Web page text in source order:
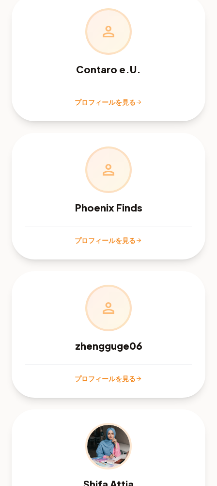
person
Contaro e.U.
プロフィールを見るarrow_forward
person
Phoenix Finds
プロフィールを見るarrow_forward
person
zhengguge06
プロフィールを見るarrow_forward